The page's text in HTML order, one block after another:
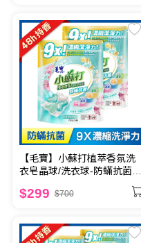
【毛寶】小蘇打植萃香氛洗
衣皂晶球/洗衣球-防蟎抗菌25
$299 $700